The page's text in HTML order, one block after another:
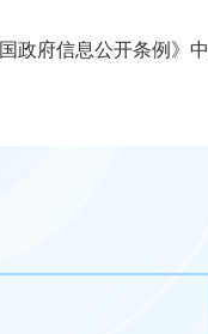
府信息公开条例》中